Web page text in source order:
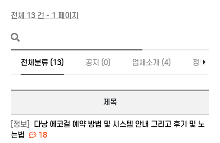
전체 13 건 - 1 페이지
전체분류 (13) 공지 (0) 업체소개 (4) 정보 (9)
제목
[정보]
다낭 에코걸 예약 방법 및 시스템 안내 그리고 후기 및 노
는법
18